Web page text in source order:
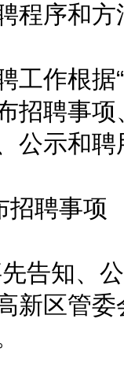
序和方
作根据“
招聘事
公示和
聘事项
知、公
新区管